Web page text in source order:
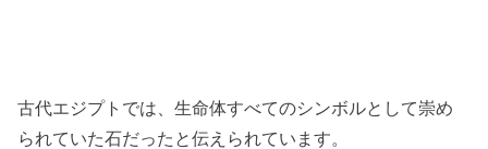
古代エジプトでは、生命体すべてのシンボルとして崇め
られていた石だったと伝えられています。